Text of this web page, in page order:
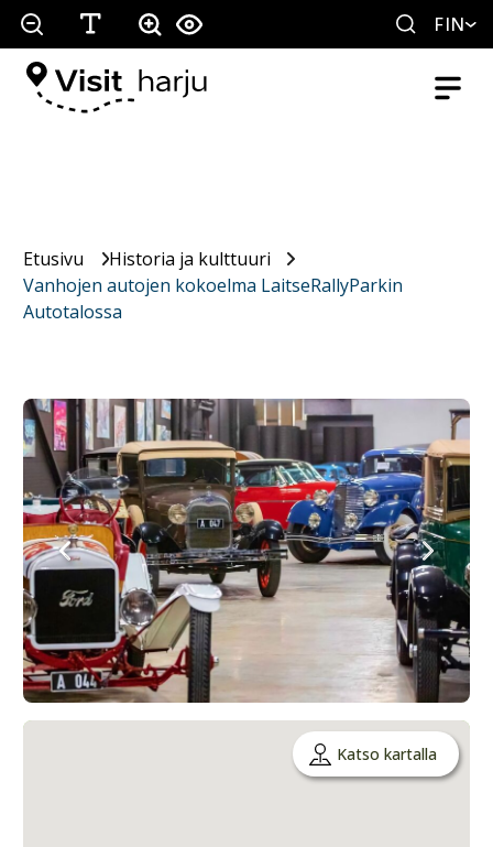
FIN
Etusivu
Historia ja kulttuuri
Vanhojen autojen kokoelma LaitseRallyParkin
Autotalossa
Katso kartalla